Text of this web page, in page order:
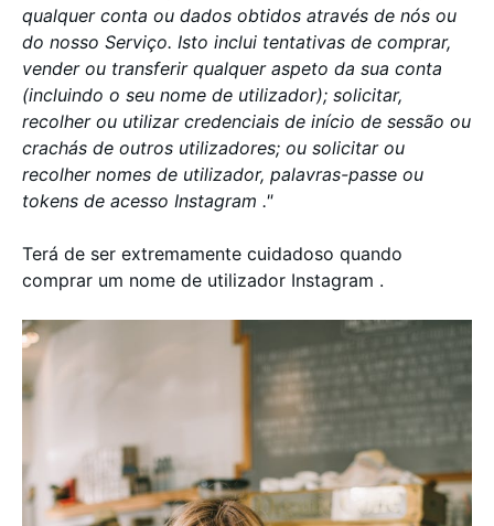
qualquer conta ou dados obtidos através de nós ou
do nosso Serviço. Isto inclui tentativas de comprar,
vender ou transferir qualquer aspeto da sua conta
(incluindo o seu nome de utilizador); solicitar,
recolher ou utilizar credenciais de início de sessão ou
crachás de outros utilizadores; ou solicitar ou
recolher nomes de utilizador, palavras-passe ou
tokens de acesso Instagram ."
Terá de ser extremamente cuidadoso quando
comprar um nome de utilizador Instagram .